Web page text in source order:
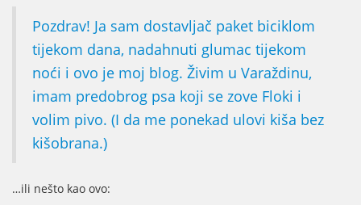
Pozdrav! Ja sam dostavljač paket biciklom
tijekom dana, nadahnuti glumac tijekom
noći i ovo je moj blog. Živim u Varaždinu,
imam predobrog psa koji se zove Floki i
volim pivo. (I da me ponekad ulovi kiša bez
kišobrana.)
…ili nešto kao ovo: